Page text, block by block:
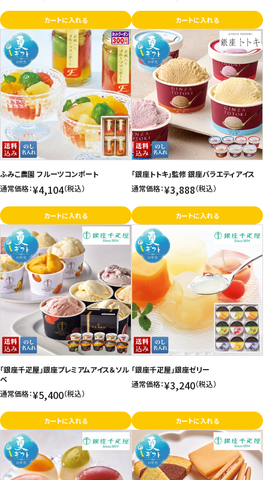
カートに入れる カートに入れる
ふみこ農園 フルーツコンポート
通常価格：¥4,104（税込）
カートに入れる
「銀座トトキ」監修 銀座バラエティアイス
通常価格：¥3,888（税込）
カートに入れる
「銀座千疋屋」銀座プレミアムアイス＆ソル
ベ
通常価格：¥5,400（税込）
カートに入れる
「銀座千疋屋」銀座ゼリー
通常価格：¥3,240（税込）
カートに入れる